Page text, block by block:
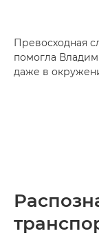
Превосходная
помогла
даже в